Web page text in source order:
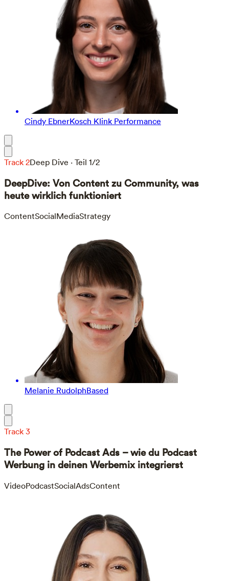
Cindy EbnerKosch Klink Performance
Track 2Deep Dive · Teil 1/2
DeepDive: Von Content zu Community, was
heute wirklich funktioniert
ContentSocialMediaStrategy
Melanie RudolphBased
Track 3
The Power of Podcast Ads – wie du Podcast
Werbung in deinen Werbemix integrierst
VideoPodcastSocialAdsContent